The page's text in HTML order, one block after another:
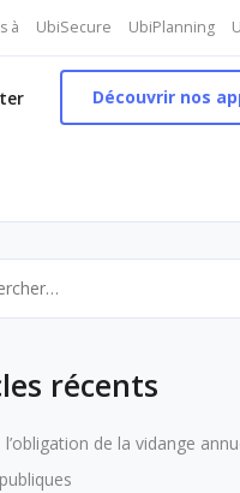
à UbiSecure UbiPlanning
Découvrir nos
récents
l’obligation de la vidange